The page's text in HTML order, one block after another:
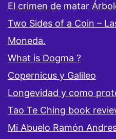
El crimen de matar
Two Sides of a Coin –
Moneda.
What is Dogma ?
Copernicus y Galileo
Longevidad y como
Tao Te Ching book
Mi Abuelo Ramón